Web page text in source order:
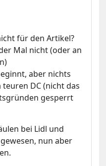
für den Artikel?
Mal nicht (oder an
aber nichts
DC (nicht das
gesperrt
bei Lidl und
nun aber